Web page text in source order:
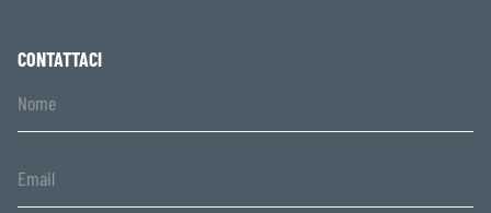
CONTATTACI